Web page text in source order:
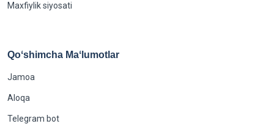
Maxfiylik siyosati
Qoʻshimcha Maʻlumotlar
Jamoa
Aloqa
Telegram bot